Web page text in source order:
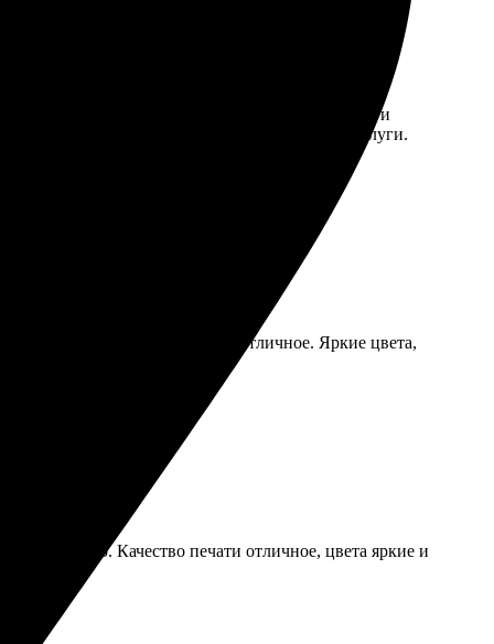
шаблон. Качество печати отличное, цвета яркие и
Очень рада, что выбрала именно их услуги.
календарь в срок, качество отличное. Яркие цвета,
заказами.
и удобно. Качество печати отличное, цвета яркие и